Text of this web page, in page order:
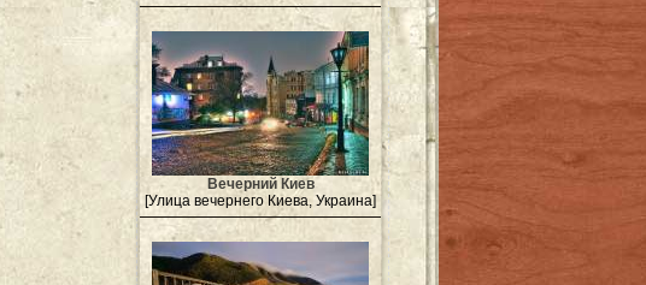
Вечерний Киев
[Улица вечернего Киева, Украина]